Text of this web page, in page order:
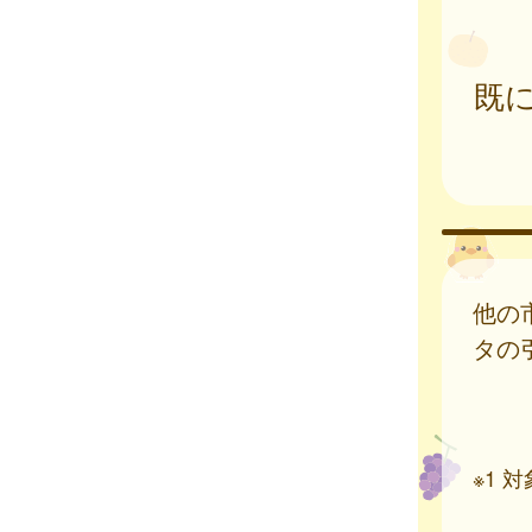
既
他の
タの
※1 対